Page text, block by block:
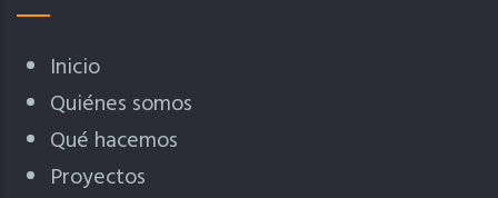
Inicio
Quiénes somos
Qué hacemos
Proyectos